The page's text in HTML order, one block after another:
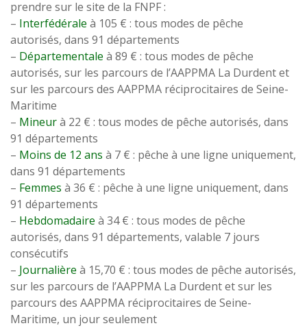
prendre sur le site de la FNPF :
– Interfédérale à 105 € : tous modes de pêche
autorisés, dans 91 départements
– Départementale à 89 € : tous modes de pêche
autorisés, sur les parcours de l’AAPPMA La Durdent et
sur les parcours des AAPPMA réciprocitaires de Seine-
Maritime
– Mineurà 22 € : tous modes de pêche autorisés, dans
91 départements
– Moins de 12 ans à 7 € : pêche à une ligne uniquement,
dans 91 départements
– Femmes à 36 € : pêche à une ligne uniquement, dans
91 départements
– Hebdomadaire à 34 € : tous modes de pêche
autorisés, dans 91 départements, valable 7 jours
consécutifs
– Journalière à 15,70 € : tous modes de pêche autorisés,
sur les parcours de l’AAPPMA La Durdent et sur les
parcours des AAPPMA réciprocitaires de Seine-
Maritime, un jour seulement